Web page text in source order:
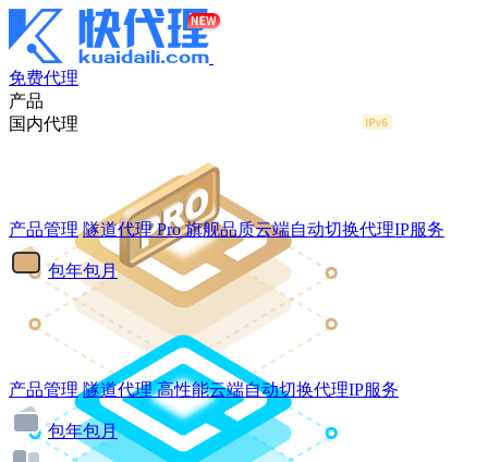
免费代理
产品
国内代理
产品管理 隧道代理Pro 旗舰品质云端自动切换代理IP服务
包年包月
产品管理 隧道代理 高性能云端自动切换代理IP服务
包年包月